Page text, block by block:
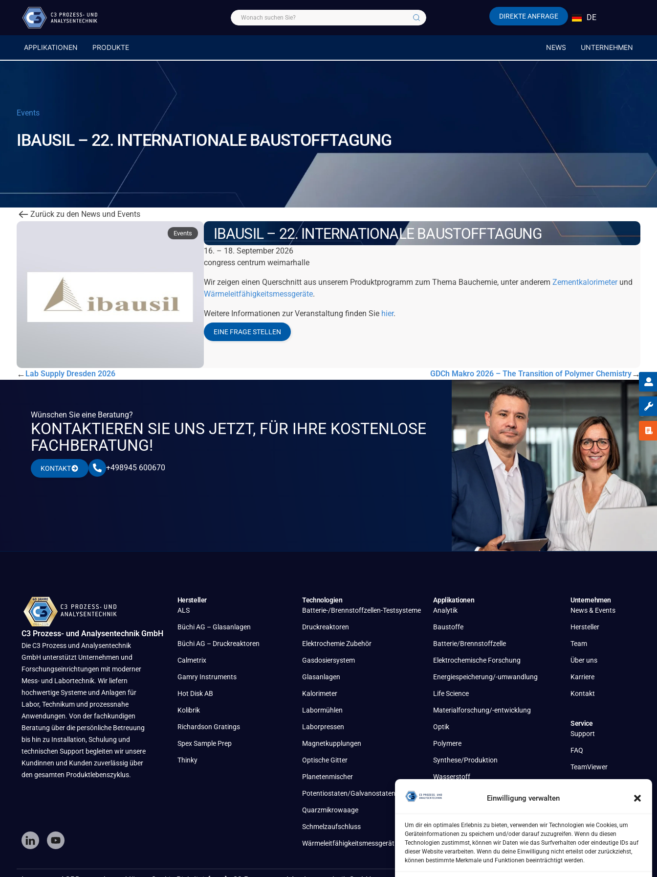
Einwilligung verwalten
Um dir ein optimales Erlebnis zu bieten, verwenden wir Technologien wie Cookies, um
Geräteinformationen zu speichern und/oder darauf zuzugreifen. Wenn du diesen
Technologien zustimmst, können wir Daten wie das Surfverhalten oder eindeutige IDs auf
dieser Website verarbeiten. Wenn du deine Einwilligung nicht erteilst oder zurückziehst,
können bestimmte Merkmale und Funktionen beeinträchtigt werden.
DIREKTE ANFRAGE DE
EN
APPLIKATIONEN PRODUKTE NEWS UNTERNEHMEN
Events
IBAUSIL – 22. INTERNATIONALE BAUSTOFFTAGUNG
Zurück zu den News und Events
Events IBAUSIL – 22. INTERNATIONALE BAUSTOFFTAGUNG
16. – 18. September 2026
congress centrum weimarhalle
Wir zeigen einen Querschnitt aus unserem Produktprogramm zum Thema Bauchemie, unter anderem Zementkalorimeterund
Wärmeleitfähigkeitsmessgeräte.
Weitere Informationen zur Veranstaltung finden Sie hier.
EINE FRAGE STELLEN
← Lab Supply Dresden 2026 GDCh Makro 2026 – The Transition of Polymer Chemistry→
Wünschen Sie eine Beratung?
KONTAKTIEREN SIE UNS JETZT, FÜR IHRE KOSTENLOSE
FACHBERATUNG!
KONTAKT +498945 600670
C3 Prozess- und Analysentechnik GmbH
Die C3 Prozess und Analysentechnik
GmbH unterstützt Unternehmen und
Forschungseinrichtungen mit moderner
Mess- und Labortechnik. Wir liefern
hochwertige Systeme und Anlagen für
Labor, Technikum und prozessnahe
Anwendungen. Von der fachkundigen
Beratung über die persönliche Betreuung
bis hin zu Installation, Schulung und
technischen Support begleiten wir unsere
Kundinnen und Kunden zuverlässig über
den gesamten Produktlebenszyklus.
Hersteller
ALS
Büchi AG – Glasanlagen
Büchi AG – Druckreaktoren
Calmetrix
Gamry Instruments
Hot Disk AB
Kolibrik
Richardson Gratings
Spex Sample Prep
Thinky
Technologien
Batterie-/Brennstoffzellen-Testsysteme
Druckreaktoren
Elektrochemie Zubehör
Gasdosiersystem
Glasanlagen
Kalorimeter
Labormühlen
Laborpressen
Magnetkupplungen
Optische Gitter
Planetenmischer
Potentiostaten/Galvanostaten
Quarzmikrowaage
Schmelzaufschluss
Wärmeleitfähigkeitsmessgerät
Applikationen
Analytik
Baustoffe
Batterie/Brennstoffzelle
Elektrochemische Forschung
Energiespeicherung/-umwandlung
Life Science
Materialforschung/-entwicklung
Optik
Polymere
Synthese/Produktion
Wasserstoff
Unternehmen
News & Events
Hersteller
Team
Über uns
Karriere
Kontakt
Service
Support
FAQ
TeamViewer